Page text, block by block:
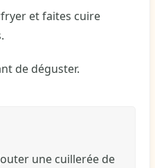
et faites cuire
de déguster.
une cuillerée de